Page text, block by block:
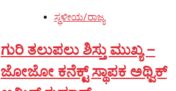
ಸ್ಥಳೀಯ/ರಾಜ್ಯ
ಗುರಿ ತಲುಪಲು ಶಿಸ್ತು ಮುಖ್ಯ –
ಜೋಜೋ ಕನೆಕ್ಟ್ ಸ್ಥಾಪಕ ಅಥ್ವಿಕ್